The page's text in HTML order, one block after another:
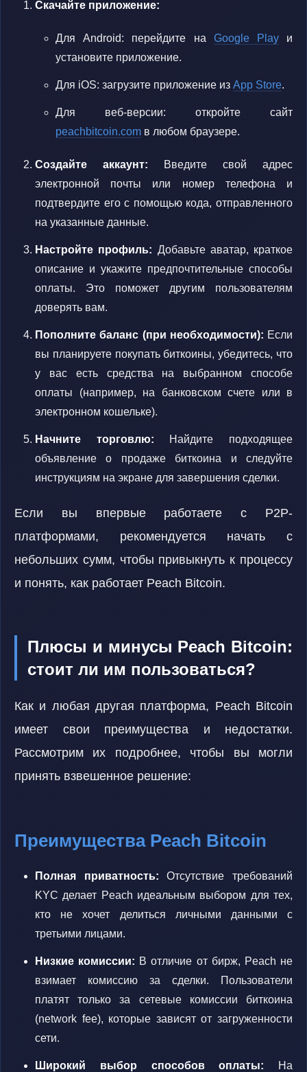
Скачайте приложение:
Для Android: перейдите на Google Playи
установите приложение.
Для iOS: загрузите приложение из App Store.
Для веб-версии: откройте сайт
peachbitcoin.com в любом браузере.
Создайте аккаунт: Введите свой адрес
электронной почты или номер телефона и
подтвердите его с помощью кода, отправленного
на указанные данные.
Настройте профиль: Добавьте аватар, краткое
описание и укажите предпочтительные способы
оплаты. Это поможет другим пользователям
доверять вам.
Пополните баланс (при необходимости): Если
вы планируете покупать биткоины, убедитесь, что
у вас есть средства на выбранном способе
оплаты (например, на банковском счете или в
электронном кошельке).
Начните торговлю: Найдите подходящее
объявление о продаже биткоина и следуйте
инструкциям на экране для завершения сделки.
Если вы впервые работаете с P2P-
платформами, рекомендуется начать с
небольших сумм, чтобы привыкнуть к процессу
и понять, как работает Peach Bitcoin.
Плюсы и минусы Peach Bitcoin:
стоит ли им пользоваться?
Как и любая другая платформа, Peach Bitcoin
имеет свои преимущества и недостатки.
Рассмотрим их подробнее, чтобы вы могли
принять взвешенное решение:
Преимущества Peach Bitcoin
Полная приватность: Отсутствие требований
KYC делает Peach идеальным выбором для тех,
кто не хочет делиться личными данными с
третьими лицами.
Низкие комиссии: В отличие от бирж, Peach не
взимает комиссию за сделки. Пользователи
платят только за сетевые комиссии биткоина
(network fee), которые зависят от загруженности
сети.
Широкий выбор способов оплаты: На